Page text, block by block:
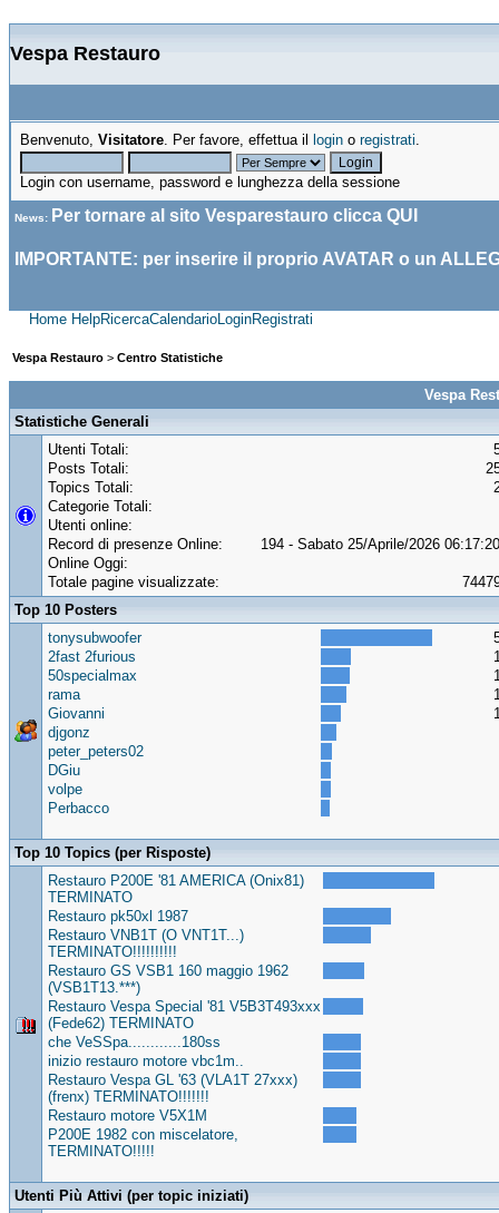
Vespa Restauro
Benvenuto, Visitatore. Per favore, effettua il login o registrati.
Login con username, password e lunghezza della sessione
News: Per tornare al sito Vesparestauro clicca QUI
IMPORTANTE: per inserire il proprio AVATAR o un
Home HelpRicercaCalendarioLoginRegistrati
Vespa Restauro > Centro Statistiche
Vespa
Statistiche Generali
Utenti Totali:
Posts Totali:
Topics Totali:
Categorie Totali:
Utenti online:
Record di presenze Online:
194 - Sabato 25/Aprile/2026
Online Oggi:
Totale pagine visualizzate:
Top 10 Posters
tonysubwoofer
2fast 2furious
50specialmax
rama
Giovanni
djgonz
peter_peters02
DGiu
volpe
Perbacco
Top 10 Topics (per Risposte)
Restauro P200E '81 AMERICA (Onix81)
TERMINATO
Restauro pk50xl 1987
Restauro VNB1T (O VNT1T...)
TERMINATO!!!!!!!!!!
Restauro GS VSB1 160 maggio 1962
(VSB1T13.***)
Restauro Vespa Special '81 V5B3T493xxx
(Fede62) TERMINATO
che VeSSpa............180ss
inizio restauro motore vbc1m..
Restauro Vespa GL '63 (VLA1T 27xxx)
(frenx) TERMINATO!!!!!!!
Restauro motore V5X1M
P200E 1982 con miscelatore,
TERMINATO!!!!!
Utenti Più Attivi (per topic iniziati)